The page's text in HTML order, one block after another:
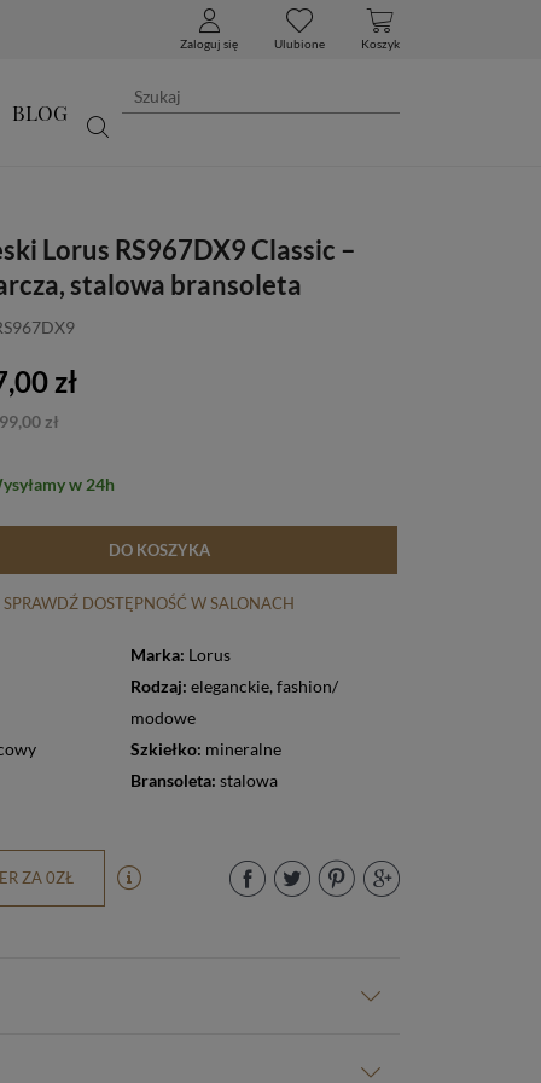
Zaloguj się Ulubione Koszyk
BLOG
Lorus RS967DX9 Classic –
stalowa bransoleta
zł
zł
w 24h
DO KOSZYKA
SPRAWDŹ DOSTĘPNOŚĆ W SALONACH
Marka: Lorus
Rodzaj:eleganckie, fashion/
modowe
Szkiełko: mineralne
Bransoleta: stalowa
ZA 0ZŁ